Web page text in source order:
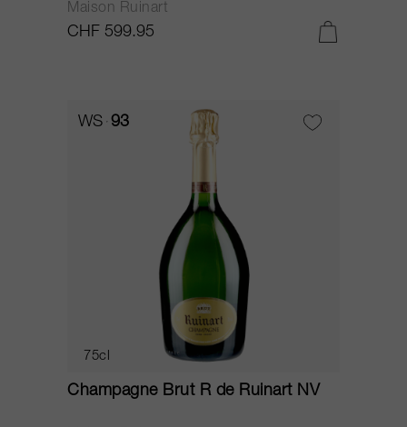
Maison Ruinart
CHF 599.95
WS 93
75cl
Champagne Brut R de Ruinart NV